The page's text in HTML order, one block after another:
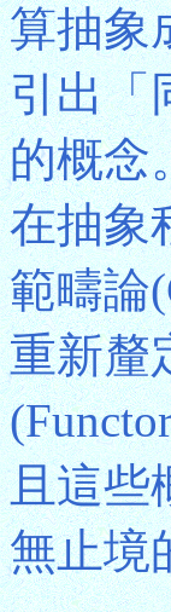
算抽象
引出「
的概念
在抽象
範疇論
重新釐
且這些
無止境